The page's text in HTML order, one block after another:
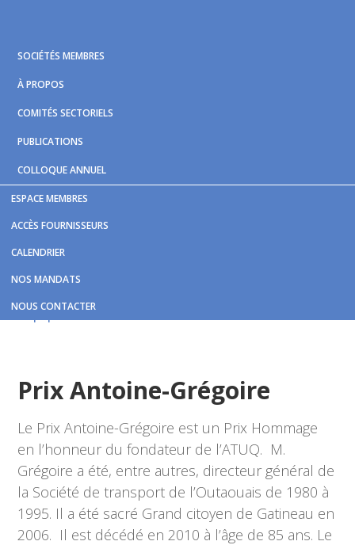
primary
navigation
main
content
footer
ESPACE MEMBRES
ACCÈS FOURNISSEURS
CALENDRIER
NOS MANDATS
NOUS CONTACTER
SOCIÉTÉS MEMBRES
À PROPOS
COMITÉS SECTORIELS
PUBLICATIONS
COLLOQUE ANNUEL
Vous êtes ici :Accueil
Prix Antoine-Grégoire 2026 |
Appel de candidatures
Prix Antoine-Grégoire
Le Prix Antoine-Grégoire est un Prix Hommage
en l’honneur du fondateur de l’ATUQ. M.
Grégoire a été, entre autres, directeur général de
la Société de transport de l’Outaouais de 1980 à
1995. Il a été sacré Grand citoyen de Gatineau en
2006. Il est décédé en 2010 à l’âge de 85 ans. Le